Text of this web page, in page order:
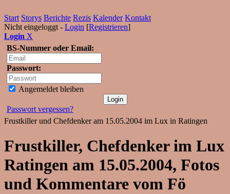
Start Storys Berichte Rezis Kalender Kontakt
Nicht eingeloggt - Login [Registrieren]
Login X
BS-Nummer oder Email:
Passwort:
Angemeldet bleiben
Passwort vergessen?
Frustkiller und Chefdenker am 15.05.2004 im Lux in Ratingen
Frustkiller, Chefdenker im Lux
Ratingen am 15.05.2004, Fotos
und Kommentare vom Fö